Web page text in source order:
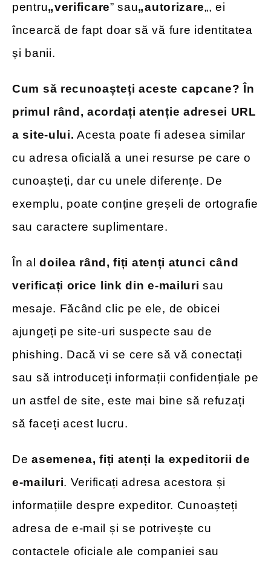
pentru„verificare” sau„autorizare„, ei
încearcă de fapt doar să vă fure identitatea
și banii.
Cum să recunoașteți aceste capcane? În
primul rând, acordați atenție adresei URL
a site-ului. Acesta poate fi adesea similar
cu adresa oficială a unei resurse pe care o
cunoașteți, dar cu unele diferențe. De
exemplu, poate conține greșeli de ortografie
sau caractere suplimentare.
În aldoilea rând, fiți atenți atunci când
verificați orice link din e-mailurisau
mesaje. Făcând clic pe ele, de obicei
ajungeți pe site-uri suspecte sau de
phishing. Dacă vi se cere să vă conectați
sau să introduceți informații confidențiale pe
un astfel de site, este mai bine să refuzați
să faceți acest lucru.
Deasemenea, fiți atenți la expeditorii de
e-mailuri. Verificați adresa acestora și
informațiile despre expeditor. Cunoașteți
adresa de e-mail și se potrivește cu
contactele oficiale ale companiei sau